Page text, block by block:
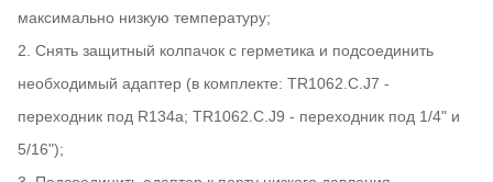
максимально низкую температуру;
2. Снять защитный колпачок с герметика и подсоединить
необходимый адаптер (в комплекте: TR1062.C.J7 -
переходник под R134a; TR1062.C.J9 - переходник под 1/4" и
5/16");